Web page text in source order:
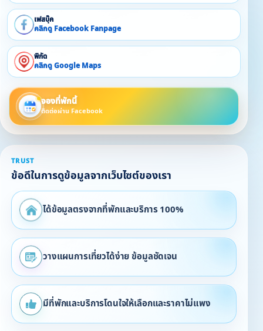
เต็มจำนวนในวันเช็คเอาท์ ในกรณีที่ไม่มีความเสียหายใดๆเกิด
ขึ้น
❇️ ค่ากางเต้นท์ 200 บาท/คน/คืน อนุญาตให้กางเต้นท์เฉพาะ
กรณีจองบ้านพักแล้วเท่านั้น)
❗*อาจมีการปรับเปลี่ยนเรทราคาที่พักได้ในอนาคตโดยจะแจ้ง
ทางเพจ FB*
เฟสบุ๊ค
คลิกดู Facebook Fanpage
พิกัด
คลิกดู Google Maps
จองที่พักนี้
ติดต่อผ่าน Facebook
TRUST
ข้อดีในการดูข้อมูลจากเว็บไซต์ของเรา
ได้ข้อมูลตรงจากที่พักและบริการ 100%
วางแผนการเที่ยวได้ง่าย ข้อมูลชัดเจน
มีที่พักและบริการโดนใจให้เลือกและราคาไม่แพง